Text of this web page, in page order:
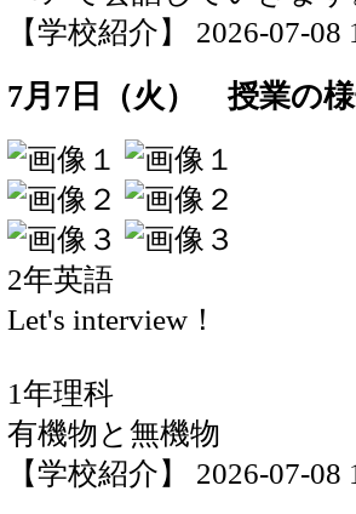
【学校紹介】 2026-07-08
7月7日（火） 授業の
2年英語
Let's interview！
1年理科
有機物と無機物
【学校紹介】 2026-07-08